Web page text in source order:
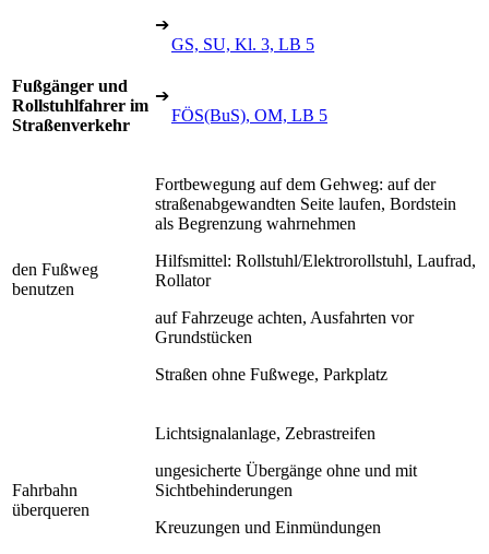
➔
GS, SU, Kl. 3, LB 5
Fußgänger und
Rollstuhlfahrer im
Straßenverkehr
➔
FÖS(BuS), OM, LB 5
den Fußweg
benutzen
Fortbewegung auf dem Gehweg: auf der
straßenabgewandten Seite laufen, Bordstein
als Begrenzung wahrnehmen
Hilfsmittel: Rollstuhl/Elektrorollstuhl, Laufrad,
Rollator
auf Fahrzeuge achten, Ausfahrten vor
Grundstücken
Straßen ohne Fußwege, Parkplatz
Fahrbahn
überqueren
Lichtsignalanlage, Zebrastreifen
ungesicherte Übergänge ohne und mit
Sichtbehinderungen
Kreuzungen und Einmündungen